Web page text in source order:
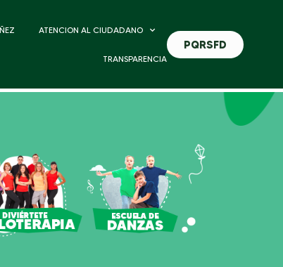
ATENCION AL CIUDADANO
TRANSPARENCIA
PQRSFD